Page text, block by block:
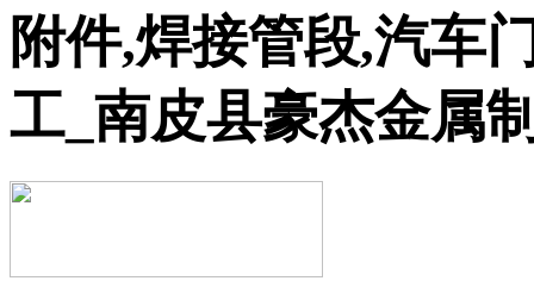
附件,焊接管段,汽车
工_南皮县豪杰金属